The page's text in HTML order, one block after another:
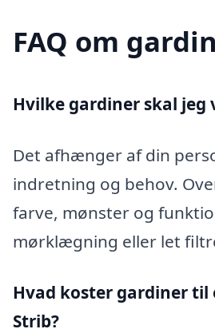
FAQ om
Hvilke gardiner skal jeg
Det afhænger af din
indretning og behov.
farve, mønster og
mørklægning eller let
Hvad koster gardiner til
Strib?